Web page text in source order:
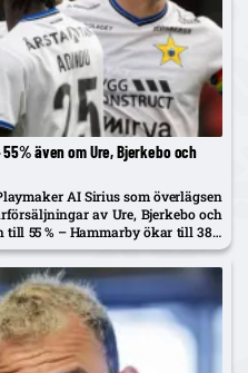
även om Ure, Bjerkebo och
AI Sirius som överlägsen
av Ure, Bjerkebo och
55 % – Hammarby ökar till 38,5